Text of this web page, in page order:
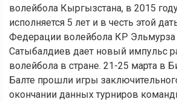
волейбола Кыргызстана, в 2015
исполняется 5 лет и в честь этой
Федерации волейбола КР
Сатыбалдиев дает новый импульс
волейбола в стране. 21-25 марта в
Балте прошли игры
окончании данных турниров